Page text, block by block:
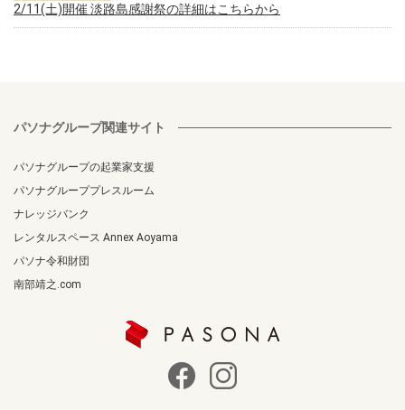
2/11(土)開催 淡路島感謝祭の詳細はこちらから
パソナグループ関連サイト
パソナグループの起業家支援
パソナグループプレスルーム
ナレッジバンク
レンタルスペース Annex Aoyama
パソナ令和財団
南部靖之.com